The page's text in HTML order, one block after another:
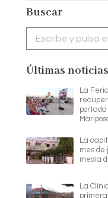
Buscar
Últimas noticias
La
portada
La
mes de
media
La